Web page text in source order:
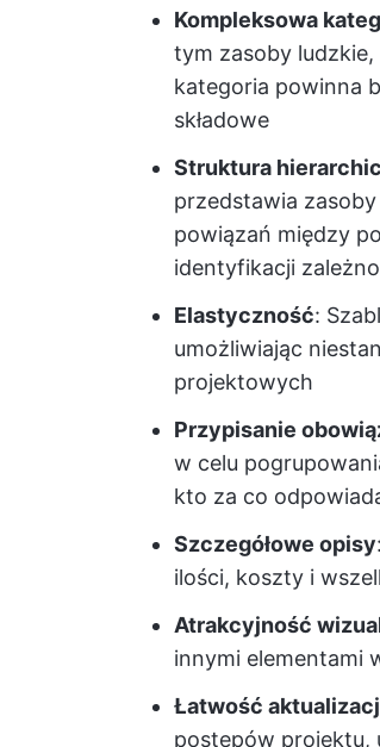
Kompleksowa
tym zasoby
kategoria powinna
składowe
Struktura
przedstawia
powiązań między
identyfikacji
Elastyczność:
umożliwiając
projektowych
Przypisanie
w celu
kto za co
Szczegółowe opisy
ilości, koszty i
Atrakcyjność
innymi elementami
Łatwość
postępów projektu,